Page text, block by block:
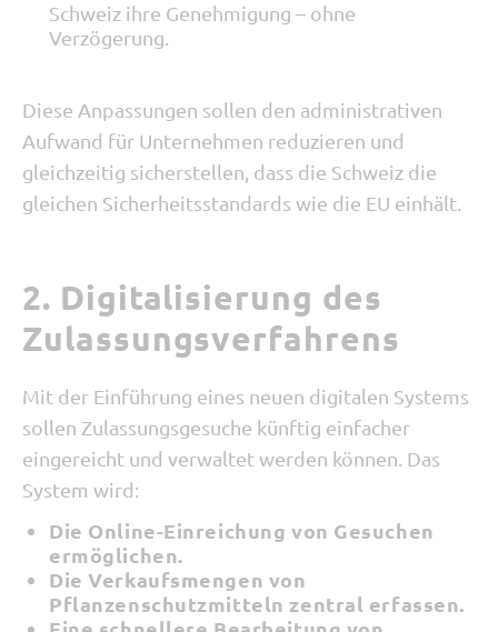
Schweiz ihre Genehmigung – ohne
Verzögerung.
Diese Anpassungen sollen den administrativen
Aufwand für Unternehmen reduzieren und
gleichzeitig sicherstellen, dass die Schweiz die
gleichen Sicherheitsstandards wie die EU einhält.
2. Digitalisierung des
Zulassungsverfahrens
Mit der Einführung eines neuen digitalen Systems
sollen Zulassungsgesuche künftig einfacher
eingereicht und verwaltet werden können. Das
System wird:
Die Online-Einreichung von Gesuchen
ermöglichen.
Die Verkaufsmengen von
Pflanzenschutzmitteln zentral erfassen.